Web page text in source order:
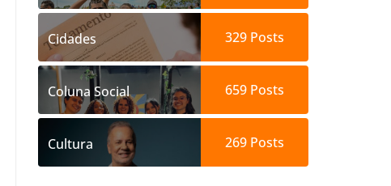
Cidades 329Posts
Coluna Social 659Posts
Cultura 269Posts